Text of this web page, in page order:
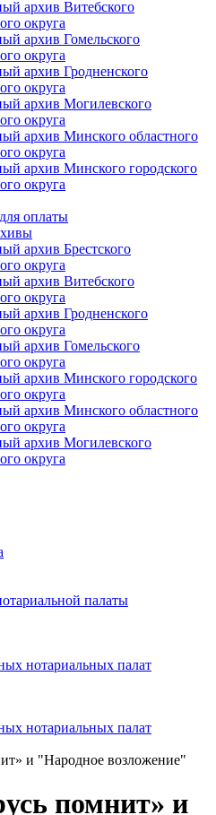
архив Витебского
округа
архив Гомельского
округа
архив Гродненского
округа
архив Могилевского
округа
архив Минского областного
округа
архив Минского городского
округа
оплаты
архив Брестского
округа
архив Витебского
округа
архив Гродненского
округа
архив Гомельского
округа
архив Минского городского
округа
архив Минского областного
округа
архив Могилевского
округа
палаты
нотариальных палат
нотариальных палат
и "Народное возложение"
помнит» и